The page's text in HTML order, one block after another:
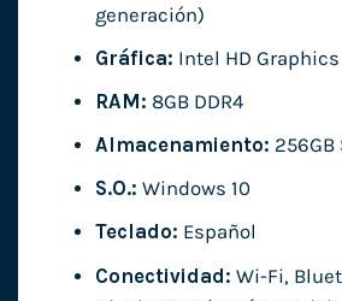
generación)
Gráfica: Intel HD
RAM: 8GB DDR4
Almacenamiento: 256GB
S.O.: Windows 10
Teclado: Español
Conectividad: Wi-Fi,